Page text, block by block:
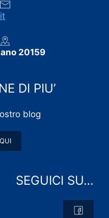
20159
DI PIU’
blog
SEGUICI SU…